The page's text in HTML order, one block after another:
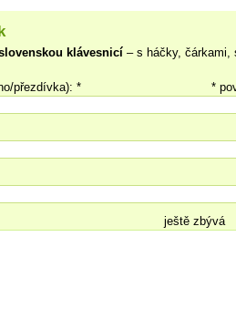
klávesnicí – s háčky, čárkami,
*
přezdívka): *
ještě zbývá